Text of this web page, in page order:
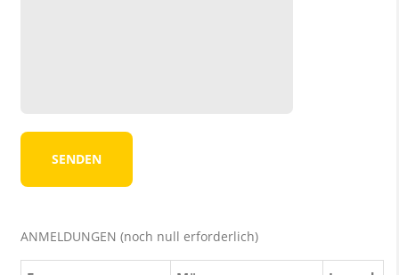
ANMELDUNGEN (noch null erforderlich)